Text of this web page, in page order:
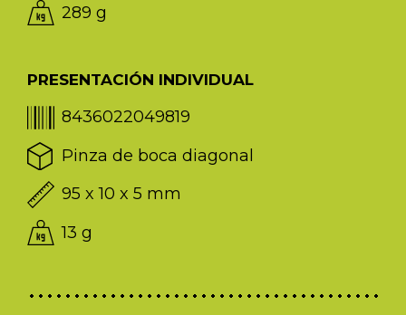
289 g
PRESENTACIÓN INDIVIDUAL
8436022049819
Pinza de boca diagonal
95 x 10 x 5 mm
13 g